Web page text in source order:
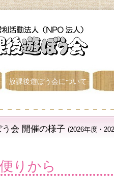
会 開催の様子 (2026年度・
りから
放課後遊ぼう会について